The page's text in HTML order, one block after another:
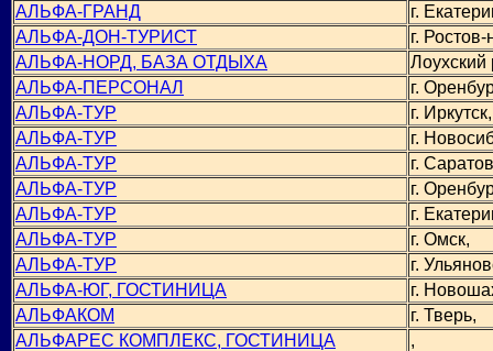
АЛЬФА-ГРАНД
г.
АЛЬФА-ДОН-ТУРИСТ
г.
АЛЬФА-НОРД, БАЗА ОТДЫХА
Лоухский
АЛЬФА-ПЕРСОНАЛ
г.
АЛЬФА-ТУР
г. Иркутск,
АЛЬФА-ТУР
г.
АЛЬФА-ТУР
г.
АЛЬФА-ТУР
г.
АЛЬФА-ТУР
г.
АЛЬФА-ТУР
г. Омск,
АЛЬФА-ТУР
г.
АЛЬФА-ЮГ, ГОСТИНИЦА
г.
АЛЬФАКОМ
г. Тверь,
АЛЬФАРЕС КОМПЛЕКС, ГОСТИНИЦА
,